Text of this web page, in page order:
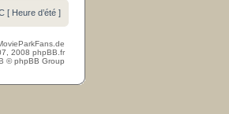
[ Heure d’été ]
2008 phpBB.fr
© phpBB Group